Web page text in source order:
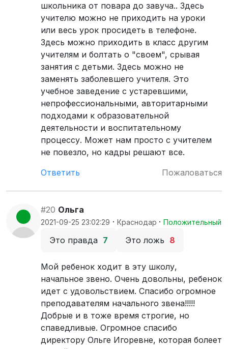
школьника от повара до завуча.. Здесь
учителю можно не приходить на уроки
или весь урок просидеть в телефоне.
Здесь можно приходить в класс другим
учителям и болтать о "своем", срывая
занятия с детьми. Здесь можно не
заменять заболевшего учителя. Это
учебное заведение с устаревшими,
непрофессиональными, авторитарными
подходами к образовательной
деятельности и воспитательному
процессу. Может нам просто с учителем
не повезло, но кадры решают все.
Ответить
Пожаловаться
#20 Ольга
2021-09-25 23:02:29 · Краснодар · Положительный
Это правда 7 Это ложь 8
Мой ребенок ходит в эту школу,
начальное звено. Очень довольны, ребенок
идет с удовольствием. Спасибо огромное
преподавателям начального звена!!!!!
Добрые и в тоже время строгие, но
спаведливые. Огромное спасибо
директору Ольге Игоревне, которая болеет